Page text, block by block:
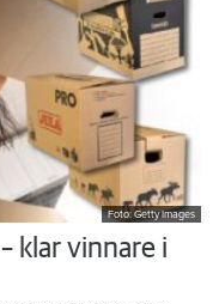
Foto: Getty Images
klar vinnare i